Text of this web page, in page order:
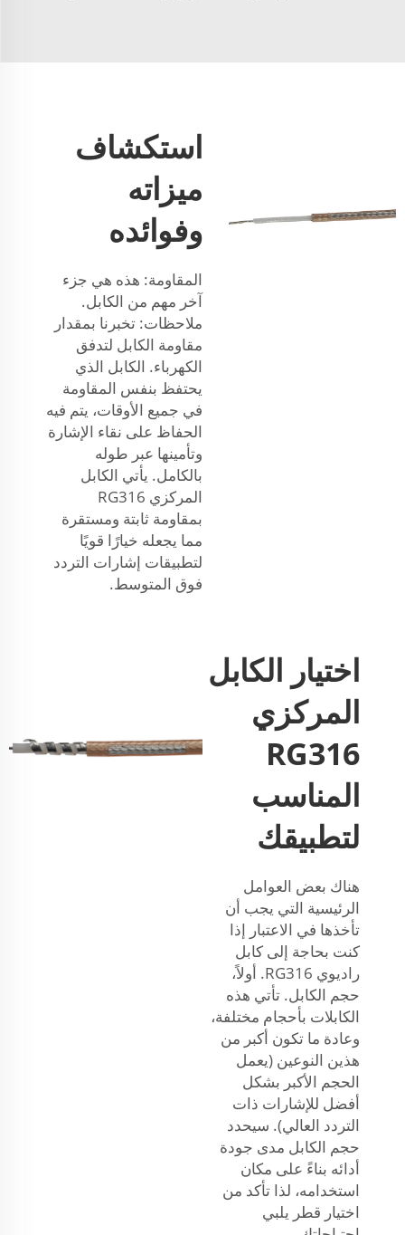
استكشاف
ميزاته
وفوائده
المقاومة: هذه هي جزء
آخر مهم من الكابل.
ملاحظات: تخبرنا بمقدار
مقاومة الكابل لتدفق
الكهرباء. الكابل الذي
يحتفظ بنفس المقاومة
في جميع الأوقات، يتم فيه
الحفاظ على نقاء الإشارة
وتأمينها عبر طوله
بالكامل. يأتي الكابل
المركزي RG316
بمقاومة ثابتة ومستقرة
مما يجعله خيارًا قويًا
لتطبيقات إشارات التردد
فوق المتوسط.
اختيار الكابل
المركزي
RG316
المناسب
لتطبيقك
هناك بعض العوامل
الرئيسية التي يجب أن
تأخذها في الاعتبار إذا
كنت بحاجة إلى كابل
راديوي RG316. أولاً،
حجم الكابل. تأتي هذه
الكابلات بأحجام مختلفة،
وعادة ما تكون أكبر من
هذين النوعين (يعمل
الحجم الأكبر بشكل
أفضل للإشارات ذات
التردد العالي). سيحدد
حجم الكابل مدى جودة
أدائه بناءً على مكان
استخدامه، لذا تأكد من
اختيار قطر يلبي